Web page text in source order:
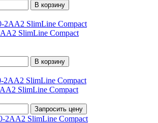
В корзину
SlimLine Compact
В корзину
SlimLine Compact
Запросить цену